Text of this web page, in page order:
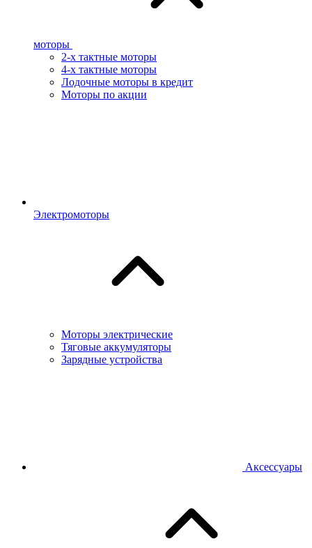
моторы
2-х тактные моторы
4-х тактные моторы
Лодочные моторы в кредит
Моторы по акции
Электромоторы
Моторы электрические
Тяговые аккумуляторы
Зарядные устройства
Аксессуары